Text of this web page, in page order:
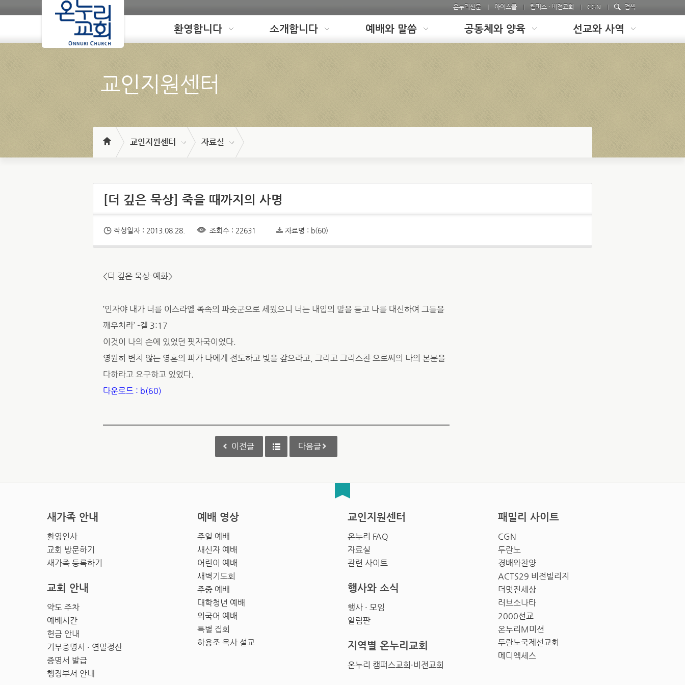
온누리신문 아이스쿨 캠퍼스 · 비전교회 CGN 검색
Loading 환영합니다 소개합니다 예배와 말씀 공동체와 양육 선교와 사역
교인지원센터
교인지원센터 자료실
[더 깊은 묵상] 죽을 때까지의 사명
작성일자 : 2013.08.28. 조회수 : 22631 자료명 : b(60)
<더 깊은 묵상-예화>
’인자야 내가 너를 이스라엘 족속의 파숫군으로 세웠으니 너는 내입의 말을 듣고 나를 대신하여 그들을
깨우치라’ -겔 3:17
이것이 나의 손에 있었던 핏자국이었다.
영원히 변치 않는 영혼의 피가 나에게 전도하고 빚을 갚으라고, 그리고 그리스챤 으로써의 나의 본분을
다하라고 요구하고 있었다.
다운로드 : b(60)
이전글 다음글
새가족 안내
환영인사
교회 방문하기
새가족 등록하기
예배 영상
주일 예배
새신자 예배
어린이 예배
새벽기도회
주중 예배
대학청년 예배
외국어 예배
특별 집회
하용조 목사 설교
교인지원센터
온누리 FAQ
자료실
관련 사이트
패밀리 사이트
CGN
두란노
경배와찬양
ACTS29 비전빌리지
더멋진세상
러브소나타
2000선교
온누리M미션
두란노국제선교회
메디엑세스
교회 안내
약도 주차
예배시간
헌금 안내
기부증명서 · 연말정산
증명서 발급
행정부서 안내
행사와 소식
행사 · 모임
알림판
지역별 온누리교회
온누리 캠퍼스교회·비전교회